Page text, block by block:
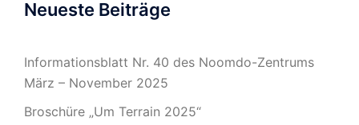
Neueste Beiträge
Informationsblatt Nr. 40 des Noomdo-Zentrums
März – November 2025
Broschüre „Um Terrain 2025“